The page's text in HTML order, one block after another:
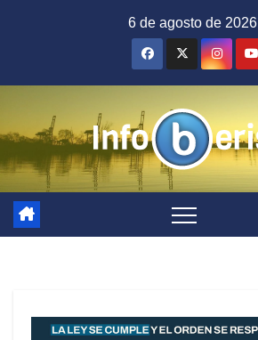
6 de agosto de 2026